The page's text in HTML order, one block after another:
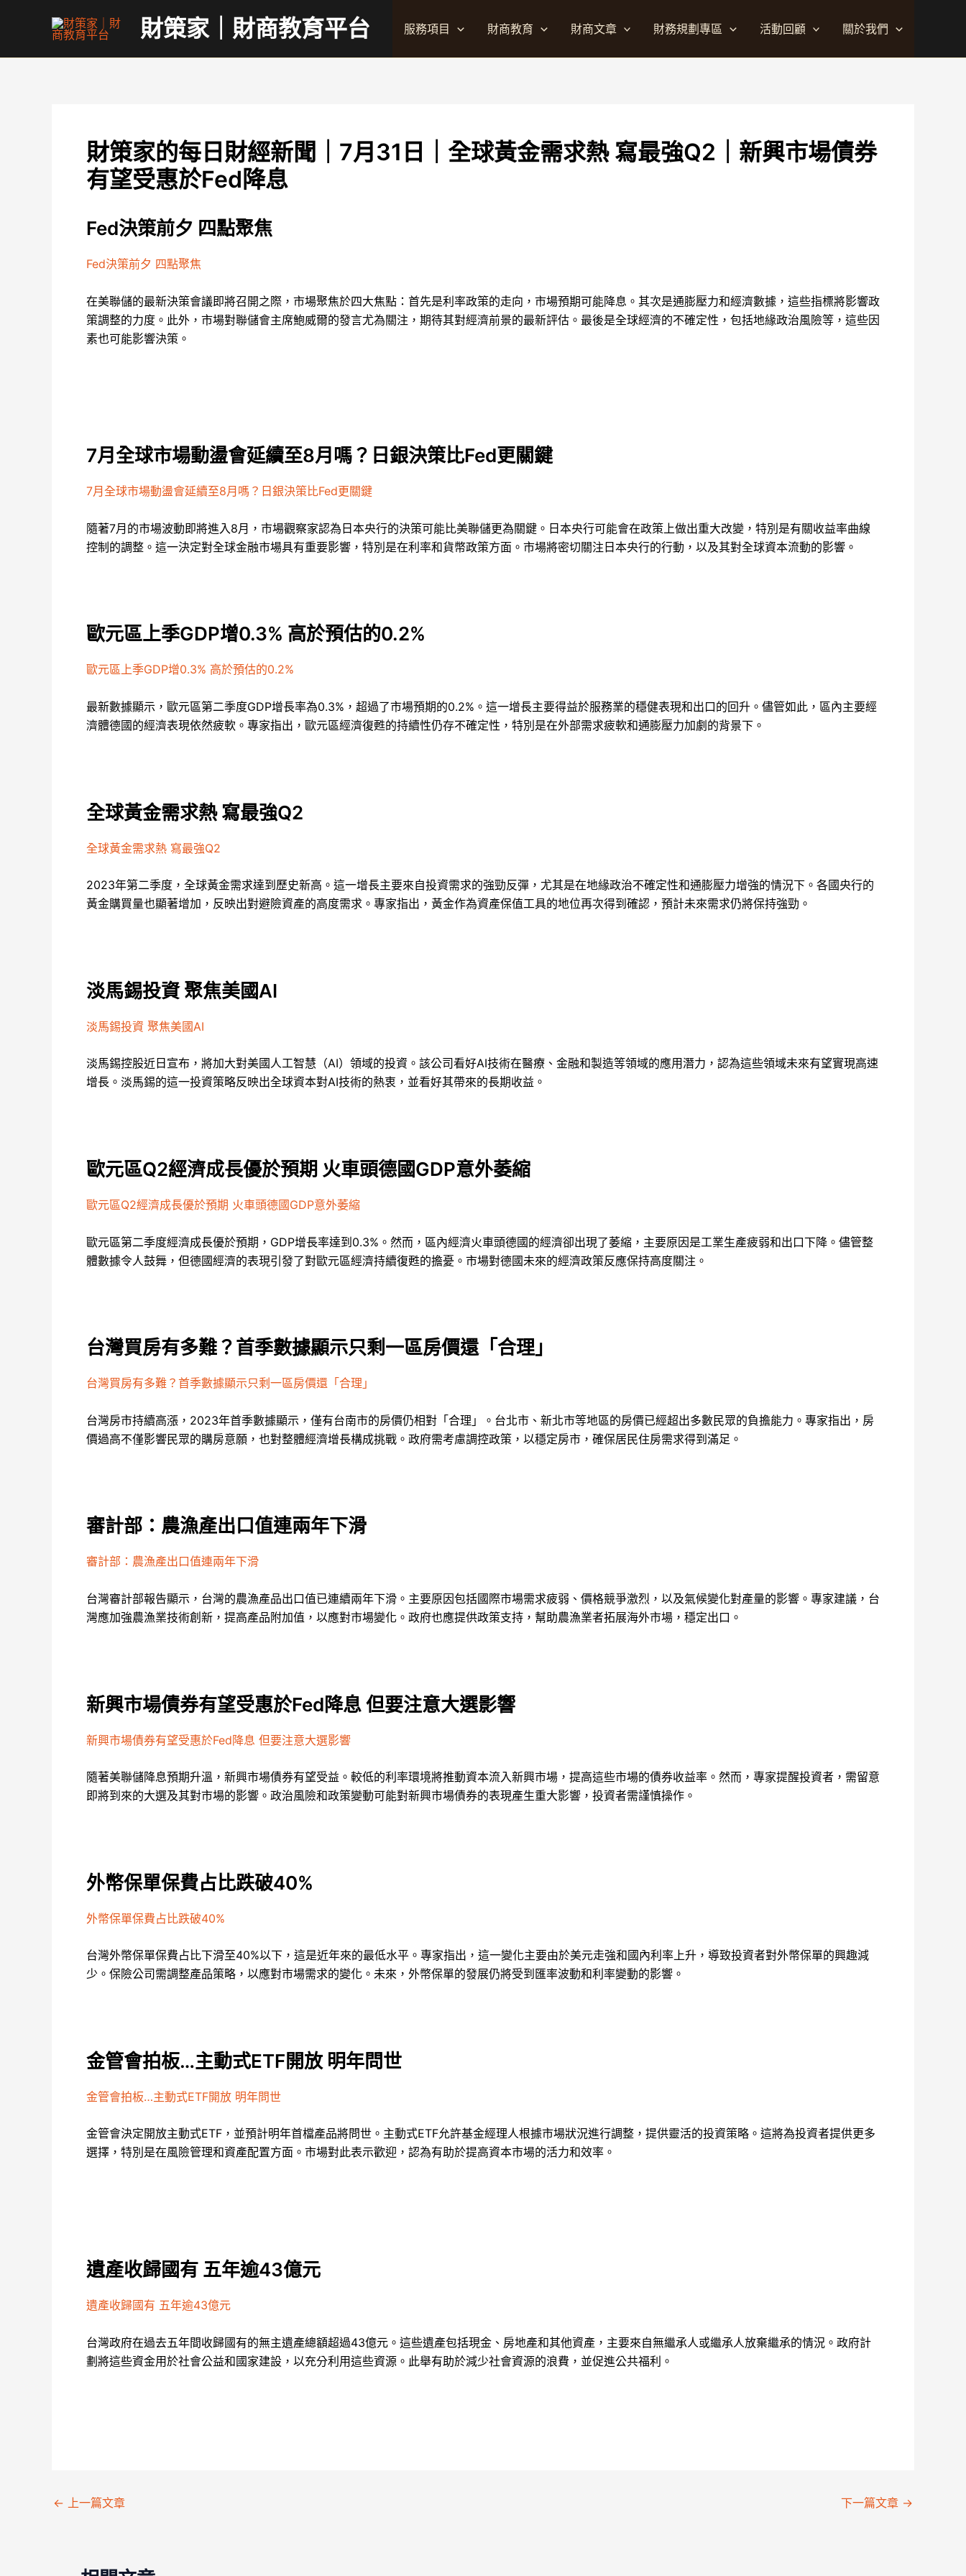
財策家｜財商教育平台 服務項目 財商教育 財商文章 財務規劃專區 活動回顧 關於我們
財策家的每日財經新聞｜7月31日｜全球黃金需求熱 寫最強Q2｜新興市場債券
有望受惠於Fed降息
Fed決策前夕 四點聚焦
Fed決策前夕 四點聚焦
在美聯儲的最新決策會議即將召開之際，市場聚焦於四大焦點：首先是利率政策的走向，市場預期可能降息。其次是通膨壓力和經濟數據，這些指標將影響政
策調整的力度。此外，市場對聯儲會主席鮑威爾的發言尤為關注，期待其對經濟前景的最新評估。最後是全球經濟的不確定性，包括地緣政治風險等，這些因
素也可能影響決策。
7月全球市場動盪會延續至8月嗎？日銀決策比Fed更關鍵
7月全球市場動盪會延續至8月嗎？日銀決策比Fed更關鍵
隨著7月的市場波動即將進入8月，市場觀察家認為日本央行的決策可能比美聯儲更為關鍵。日本央行可能會在政策上做出重大改變，特別是有關收益率曲線
控制的調整。這一決定對全球金融市場具有重要影響，特別是在利率和貨幣政策方面。市場將密切關注日本央行的行動，以及其對全球資本流動的影響。
歐元區上季GDP增0.3% 高於預估的0.2%
歐元區上季GDP增0.3% 高於預估的0.2%
最新數據顯示，歐元區第二季度GDP增長率為0.3%，超過了市場預期的0.2%。這一增長主要得益於服務業的穩健表現和出口的回升。儘管如此，區內主要經
濟體德國的經濟表現依然疲軟。專家指出，歐元區經濟復甦的持續性仍存不確定性，特別是在外部需求疲軟和通膨壓力加劇的背景下。
全球黃金需求熱 寫最強Q2
全球黃金需求熱 寫最強Q2
2023年第二季度，全球黃金需求達到歷史新高。這一增長主要來自投資需求的強勁反彈，尤其是在地緣政治不確定性和通膨壓力增強的情況下。各國央行的
黃金購買量也顯著增加，反映出對避險資產的高度需求。專家指出，黃金作為資產保值工具的地位再次得到確認，預計未來需求仍將保持強勁。
淡馬錫投資 聚焦美國AI
淡馬錫投資 聚焦美國AI
淡馬錫控股近日宣布，將加大對美國人工智慧（AI）領域的投資。該公司看好AI技術在醫療、金融和製造等領域的應用潛力，認為這些領域未來有望實現高速
增長。淡馬錫的這一投資策略反映出全球資本對AI技術的熱衷，並看好其帶來的長期收益。
歐元區Q2經濟成長優於預期 火車頭德國GDP意外萎縮
歐元區Q2經濟成長優於預期 火車頭德國GDP意外萎縮
歐元區第二季度經濟成長優於預期，GDP增長率達到0.3%。然而，區內經濟火車頭德國的經濟卻出現了萎縮，主要原因是工業生產疲弱和出口下降。儘管整
體數據令人鼓舞，但德國經濟的表現引發了對歐元區經濟持續復甦的擔憂。市場對德國未來的經濟政策反應保持高度關注。
台灣買房有多難？首季數據顯示只剩一區房價還「合理」
台灣買房有多難？首季數據顯示只剩一區房價還「合理」
台灣房市持續高漲，2023年首季數據顯示，僅有台南市的房價仍相對「合理」。台北市、新北市等地區的房價已經超出多數民眾的負擔能力。專家指出，房
價過高不僅影響民眾的購房意願，也對整體經濟增長構成挑戰。政府需考慮調控政策，以穩定房市，確保居民住房需求得到滿足。
審計部：農漁產出口值連兩年下滑
審計部：農漁產出口值連兩年下滑
台灣審計部報告顯示，台灣的農漁產品出口值已連續兩年下滑。主要原因包括國際市場需求疲弱、價格競爭激烈，以及氣候變化對產量的影響。專家建議，台
灣應加強農漁業技術創新，提高產品附加值，以應對市場變化。政府也應提供政策支持，幫助農漁業者拓展海外市場，穩定出口。
新興市場債券有望受惠於Fed降息 但要注意大選影響
新興市場債券有望受惠於Fed降息 但要注意大選影響
隨著美聯儲降息預期升溫，新興市場債券有望受益。較低的利率環境將推動資本流入新興市場，提高這些市場的債券收益率。然而，專家提醒投資者，需留意
即將到來的大選及其對市場的影響。政治風險和政策變動可能對新興市場債券的表現產生重大影響，投資者需謹慎操作。
外幣保單保費占比跌破40%
外幣保單保費占比跌破40%
台灣外幣保單保費占比下滑至40%以下，這是近年來的最低水平。專家指出，這一變化主要由於美元走強和國內利率上升，導致投資者對外幣保單的興趣減
少。保險公司需調整產品策略，以應對市場需求的變化。未來，外幣保單的發展仍將受到匯率波動和利率變動的影響。
金管會拍板…主動式ETF開放 明年問世
金管會拍板…主動式ETF開放 明年問世
金管會決定開放主動式ETF，並預計明年首檔產品將問世。主動式ETF允許基金經理人根據市場狀況進行調整，提供靈活的投資策略。這將為投資者提供更多
選擇，特別是在風險管理和資產配置方面。市場對此表示歡迎，認為有助於提高資本市場的活力和效率。
遺產收歸國有 五年逾43億元
遺產收歸國有 五年逾43億元
台灣政府在過去五年間收歸國有的無主遺產總額超過43億元。這些遺產包括現金、房地產和其他資產，主要來自無繼承人或繼承人放棄繼承的情況。政府計
劃將這些資金用於社會公益和國家建設，以充分利用這些資源。此舉有助於減少社會資源的浪費，並促進公共福利。
← 上一篇文章 下一篇文章 →